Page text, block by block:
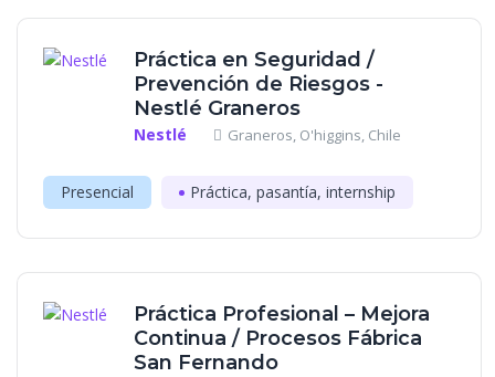
Práctica en Seguridad /
Prevención de Riesgos -
Nestlé Graneros
Nestlé Graneros, O'higgins, Chile
Presencial Práctica, pasantía, internship
Práctica Profesional – Mejora
Continua / Procesos Fábrica
San Fernando